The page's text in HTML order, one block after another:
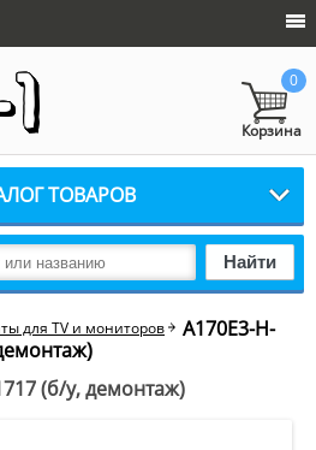
0
Корзина
ТОВАРОВ
Найти
для TV и мониторов
A170E3-H-
(б/у, демонтаж)